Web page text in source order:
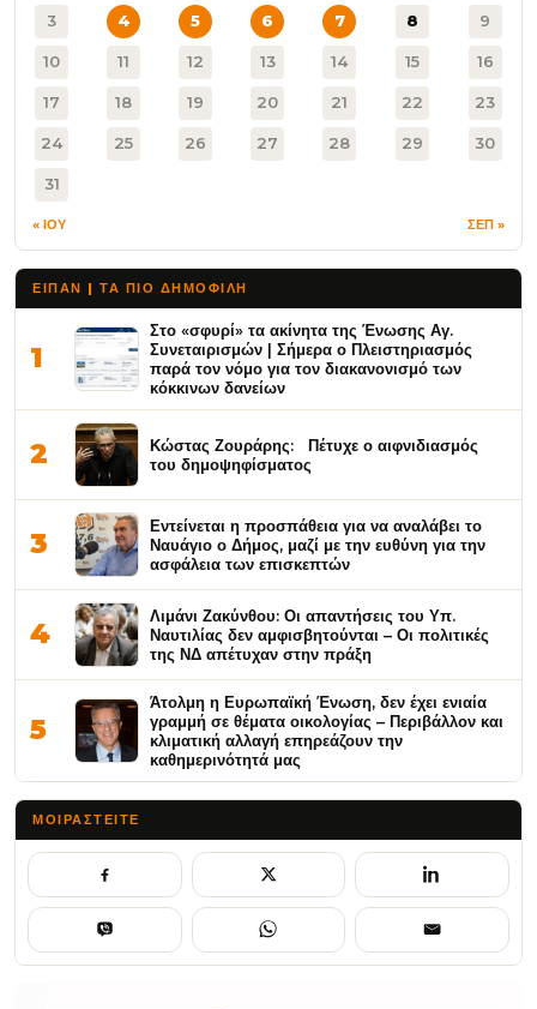
3 4 5 6 7 8 9
10 11 12 13 14 15 16
17 18 19 20 21 22 23
24 25 26 27 28 29 30
31
« ΙΟΥ ΣΕΠ »
ΕΙΠΑΝ | ΤΑ ΠΙΟ ΔΗΜΟΦΙΛΉ
1
Στο «σφυρί» τα ακίνητα της Ένωσης Αγ.
Συνεταιρισμών | Σήμερα ο Πλειστηριασμός
παρά τον νόμο για τον διακανονισμό των
κόκκινων δανείων
2
Κώστας Ζουράρης: Πέτυχε ο αιφνιδιασμός
του δημοψηφίσματος
3
Εντείνεται η προσπάθεια για να αναλάβει το
Ναυάγιο ο Δήμος, μαζί με την ευθύνη για την
ασφάλεια των επισκεπτών
4
Λιμάνι Ζακύνθου: Οι απαντήσεις του Υπ.
Ναυτιλίας δεν αμφισβητούνται – Οι πολιτικές
της ΝΔ απέτυχαν στην πράξη
5
Άτολμη η Ευρωπαϊκή Ένωση, δεν έχει ενιαία
γραμμή σε θέματα οικολογίας – Περιβάλλον και
κλιματική αλλαγή επηρεάζουν την
καθημερινότητά μας
ΜΟΙΡΑΣΤΕΊΤΕ